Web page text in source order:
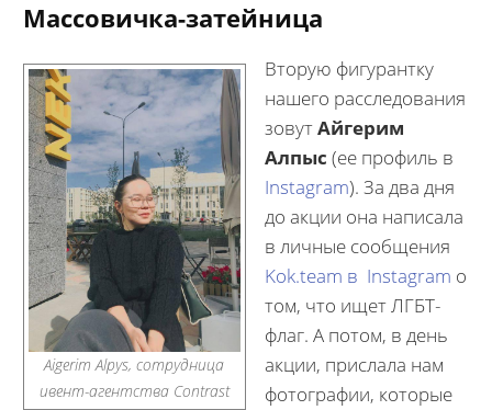
Массовичка-затейница
Aigerim Alpys, сотрудница
ивент-агентства Contrast
Вторую фигурантку
нашего расследования
зовутАйгерим
Алпыс (ее профиль в
Instagram). За два дня
до акции она написала
в личные сообщения
Kok.team в Instagram о
том, что ищет ЛГБТ-
флаг. А потом, в день
акции, прислала нам
фотографии, которые